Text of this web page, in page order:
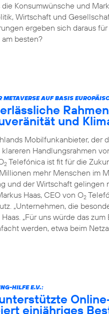
Konsumwünsche und
Wirtschaft und
ergeben sich daraus
besten?
AUF BASIS
und
Mobilfunkanbieter, der
Handlungsrahmen
2 Telefónica ist fit für die
mehr Menschen im
und der Wirtschaft gelingen
Haas, CEO von O2
„Unternehmen, die
„Für uns würde das
werden, etwa beim
HILFE E.V.:
einjähriges